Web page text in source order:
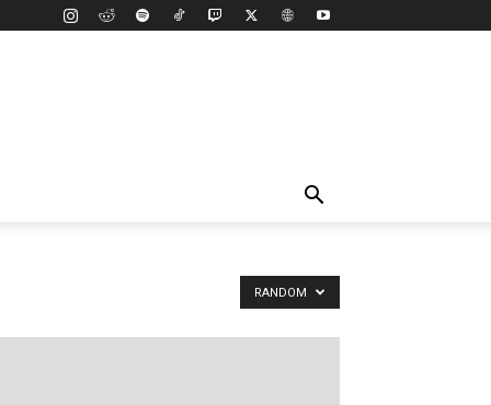
RANDOM